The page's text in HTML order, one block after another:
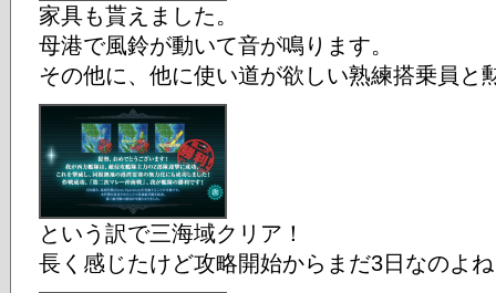
家具も貰えました。
母港で風鈴が動いて音が鳴ります。
その他に、他に使い道が欲しい熟練搭乗員と
という訳で三海域クリア！
長く感じたけど攻略開始からまだ3日なのよ